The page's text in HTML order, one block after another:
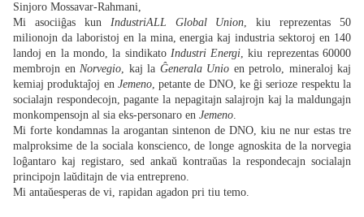
Sinjoro Mossavar-Rahmani,
Mi asociiĝas kun IndustriALL Global Union, kiu reprezentas 50
milionojn da laboristoj en la mina, energia kaj industria sektoroj en 140
landoj en la mondo, la sindikato Industri Energi, kiu reprezentas 60000
membrojn en Norvegio, kaj la Ĝenerala Unio en petrolo, mineraloj kaj
kemiaj produktaĵoj en Jemeno, petante de DNO, ke ĝi serioze respektu la
socialajn respondecojn, pagante la nepagitajn salajrojn kaj la maldungajn
monkompensojn al sia eks-personaro en Jemeno.
Mi forte kondamnas la arogantan sintenon de DNO, kiu ne nur estas tre
malproksime de la sociala konscienco, de longe agnoskita de la norvegia
loĝantaro kaj registaro, sed ankaŭ kontraŭas la respondecajn socialajn
principojn laŭditajn de via entrepreno.
Mi antaŭesperas de vi, rapidan agadon pri tiu temo.